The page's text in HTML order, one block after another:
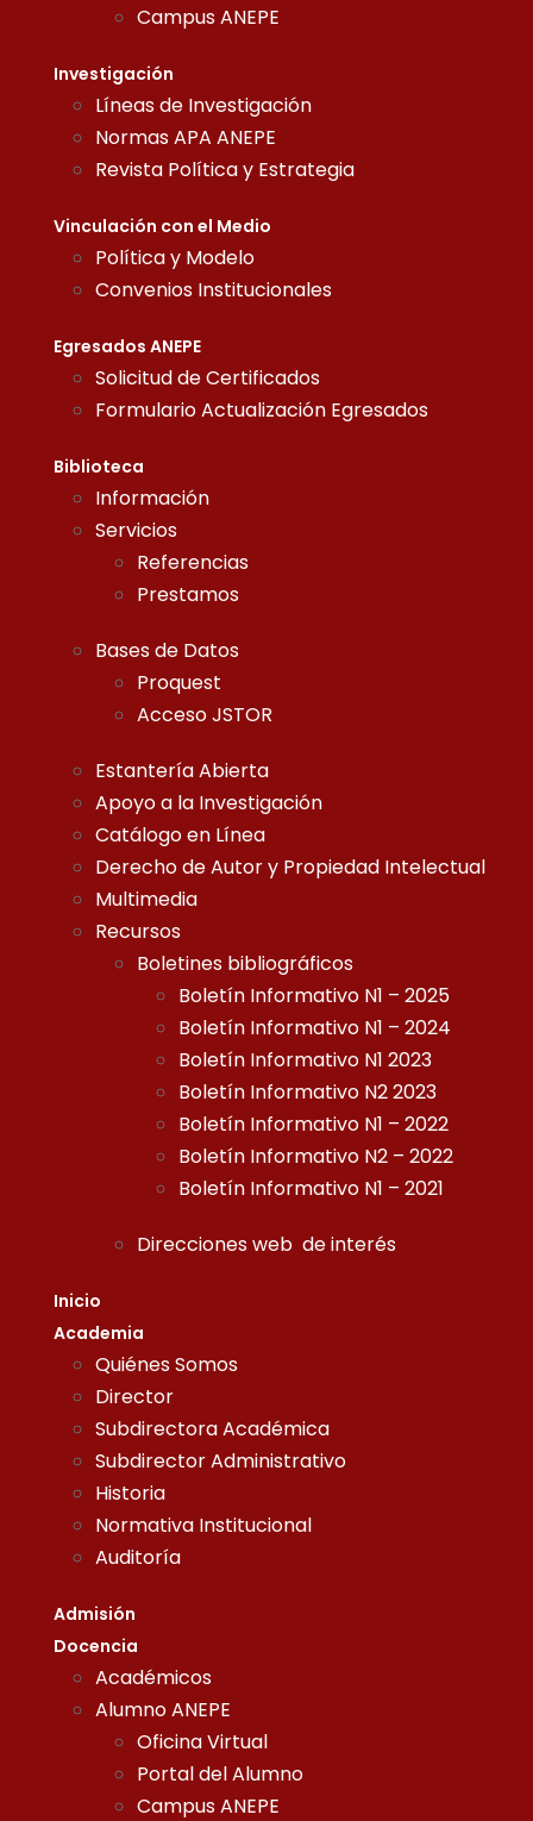
Campus ANEPE
Investigación
Líneas de Investigación
Normas APA ANEPE
Revista Política y Estrategia
Vinculación con el Medio
Política y Modelo
Convenios Institucionales
Egresados ANEPE
Solicitud de Certificados
Formulario Actualización Egresados
Biblioteca
Información
Servicios
Referencias
Prestamos
Bases de Datos
Proquest
Acceso JSTOR
Estantería Abierta
Apoyo a la Investigación
Catálogo en Línea
Derecho de Autor y Propiedad Intelectual
Multimedia
Recursos
Boletines bibliográficos
Boletín Informativo N1 – 2025
Boletín Informativo N1 – 2024
Boletín Informativo N1 2023
Boletín Informativo N2 2023
Boletín Informativo N1 – 2022
Boletín Informativo N2 – 2022
Boletín Informativo N1 – 2021
Direcciones web de interés
Inicio
Academia
Quiénes Somos
Director
Subdirectora Académica
Subdirector Administrativo
Historia
Normativa Institucional
Auditoría
Admisión
Docencia
Académicos
Alumno ANEPE
Oficina Virtual
Portal del Alumno
Campus ANEPE